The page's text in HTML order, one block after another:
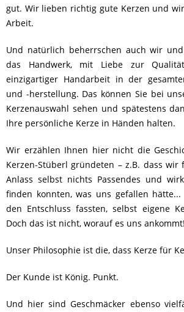
gut. Wir lieben richtig gute Kerzen und
Arbeit.
Und natürlich beherrschen auch wir
das Handwerk, mit Liebe zur
einzigartiger Handarbeit in der
und -herstellung. Das können Sie bei
Kerzenauswahl sehen und spätestens
Ihre persönliche Kerze in Händen halten.
Wir erzählen Ihnen hier nicht die
Kerzen-Stüberl gründeten – z.B. dass
Anlass selbst nichts Passendes und
finden konnten, was uns gefallen
den Entschluss fassten, selbst eigene
Doch das ist nicht, worauf es uns ankommt!
Unser Philosophie ist die, dass Kerze für
Der Kunde ist König. Punkt.
Und hier sind Geschmäcker ebenso